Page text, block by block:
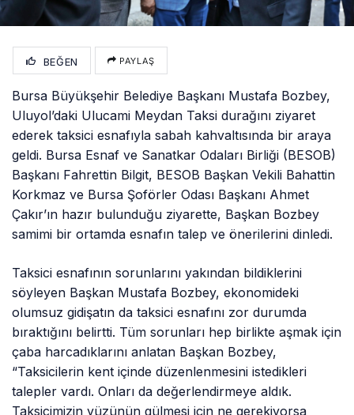
BEĞEN PAYLAŞ
Bursa Büyükşehir Belediye Başkanı Mustafa Bozbey,
Uluyol’daki Ulucami Meydan Taksi durağını ziyaret
ederek taksici esnafıyla sabah kahvaltısında bir araya
geldi. Bursa Esnaf ve Sanatkar Odaları Birliği (BESOB)
Başkanı Fahrettin Bilgit, BESOB Başkan Vekili Bahattin
Korkmaz ve Bursa Şoförler Odası Başkanı Ahmet
Çakır’ın hazır bulunduğu ziyarette, Başkan Bozbey
samimi bir ortamda esnafın talep ve önerilerini dinledi.
Taksici esnafının sorunlarını yakından bildiklerini
söyleyen Başkan Mustafa Bozbey, ekonomideki
olumsuz gidişatın da taksici esnafını zor durumda
bıraktığını belirtti. Tüm sorunları hep birlikte aşmak için
çaba harcadıklarını anlatan Başkan Bozbey,
“Taksicilerin kent içinde düzenlenmesini istedikleri
talepler vardı. Onları da değerlendirmeye aldık.
Taksicimizin yüzünün gülmesi için ne gerekiyorsa